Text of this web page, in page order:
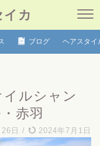
カ
ブログ ヘアスタイ
ルシャン
赤羽
日 / 2024年7月1日